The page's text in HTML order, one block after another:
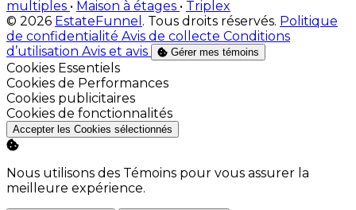
multiples • Maison à étages • Triplex
© 2026 EstateFunnel . Tous droits réservés. Politique
de confidentialité Avis de collecte Conditions
d’utilisation Avis et avis Gérer mes témoins
Activer
Cookies Essentiels
Activer
Cookies de Performances
Activer
Cookies publicitaires
Activer
Cookies de fonctionnalités
Accepter les Cookies sélectionnés
Nous utilisons des Témoins pour vous assurer la
meilleure expérience.